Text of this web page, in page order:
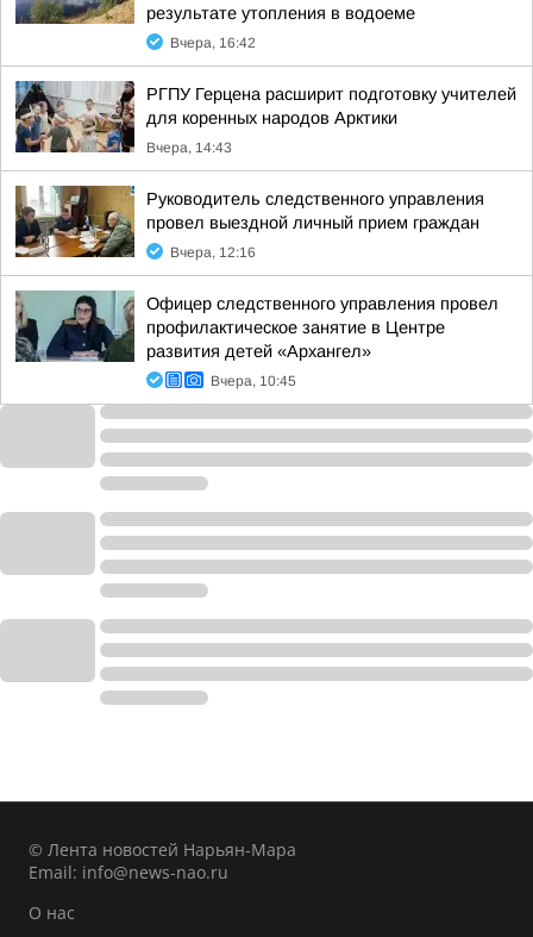
результате утопления в водоеме
Вчера, 16:42
РГПУ Герцена расширит подготовку учителей
для коренных народов Арктики
Вчера, 14:43
Руководитель следственного управления
провел выездной личный прием граждан
Вчера, 12:16
Офицер следственного управления провел
профилактическое занятие в Центре
развития детей «Архангел»
Вчера, 10:45
© Лента новостей Нарьян-Мара
Email: info@news-nao.ru
О нас